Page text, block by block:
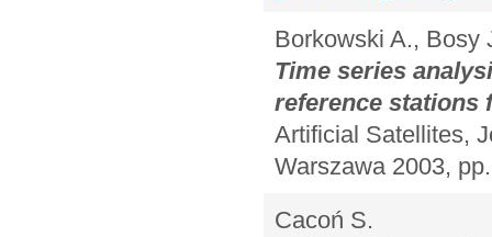
Borkowski A., Bosy
Time series
reference stations
Artificial Satellites,
Warszawa 2003,
Cacoń S.